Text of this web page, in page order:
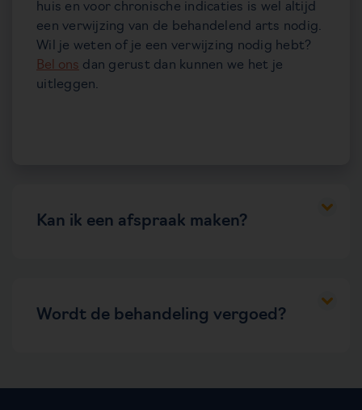
huis en voor chronische indicaties is wel altijd
een verwijzing van de behandelend arts nodig.
Wil je weten of je een verwijzing nodig hebt?
Bel ons dan gerust dan kunnen we het je
uitleggen.
Kan ik een afspraak maken?
Wordt de behandeling vergoed?